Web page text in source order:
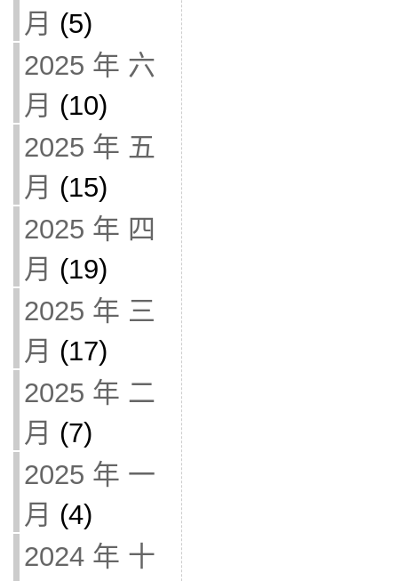
月 (5)
2025 年 六
月 (10)
2025 年 五
月 (15)
2025 年 四
月 (19)
2025 年 三
月 (17)
2025 年 二
月 (7)
2025 年 一
月 (4)
2024 年 十